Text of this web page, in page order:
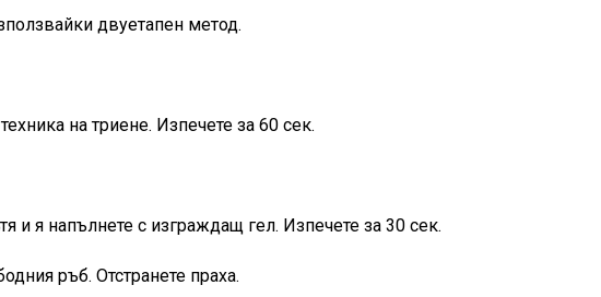
двуетапен метод.
на триене. Изпечете за 60 сек.
и я напълнете с изграждащ гел. Изпечете за 30 сек.
ръб. Отстранете праха.